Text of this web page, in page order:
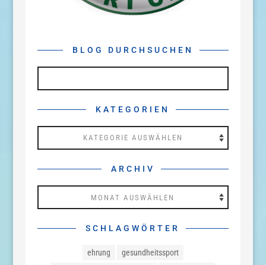
BLOG DURCHSUCHEN
KATEGORIEN
ARCHIV
SCHLAGWÖRTER
ehrung
gesundheitssport